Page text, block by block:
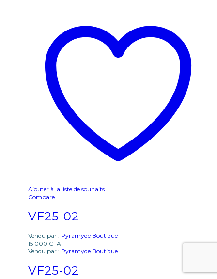
Ajouter à la liste de souhaits
Compare
VF25-02
Vendu par : Pyramyde Boutique
15 000 CFA
Vendu par : Pyramyde Boutique
VF25-02